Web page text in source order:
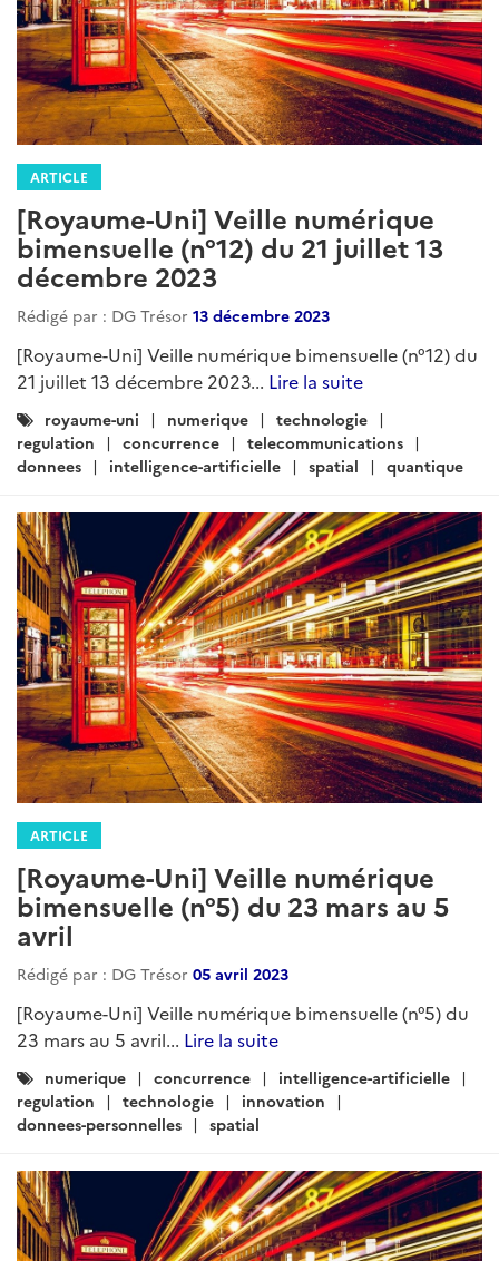
ARTICLE
[Royaume-Uni] Veille numérique
bimensuelle (n°12) du 21 juillet 13
décembre 2023
Rédigé par : DG Trésor 13 décembre 2023
[Royaume-Uni] Veille numérique bimensuelle (n°12) du
21 juillet 13 décembre 2023... Lire la suite
Catégories
:
royaume-uni numerique
technologie
regulation
concurrence
telecommunications
donnees
intelligence-artificielle spatial quantique
ARTICLE
[Royaume-Uni] Veille numérique
bimensuelle (n°5) du 23 mars au 5
avril
Rédigé par : DG Trésor 05 avril 2023
[Royaume-Uni] Veille numérique bimensuelle (n°5) du
23 mars au 5 avril... Lire la suite
Catégories
:
numerique concurrence
intelligence-artificielle
regulation
technologie
innovation
donnees-personnelles
spatial